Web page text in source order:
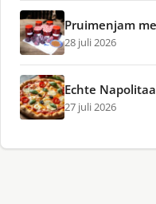
Pruimenjam
28 juli 2026
Echte
27 juli 2026